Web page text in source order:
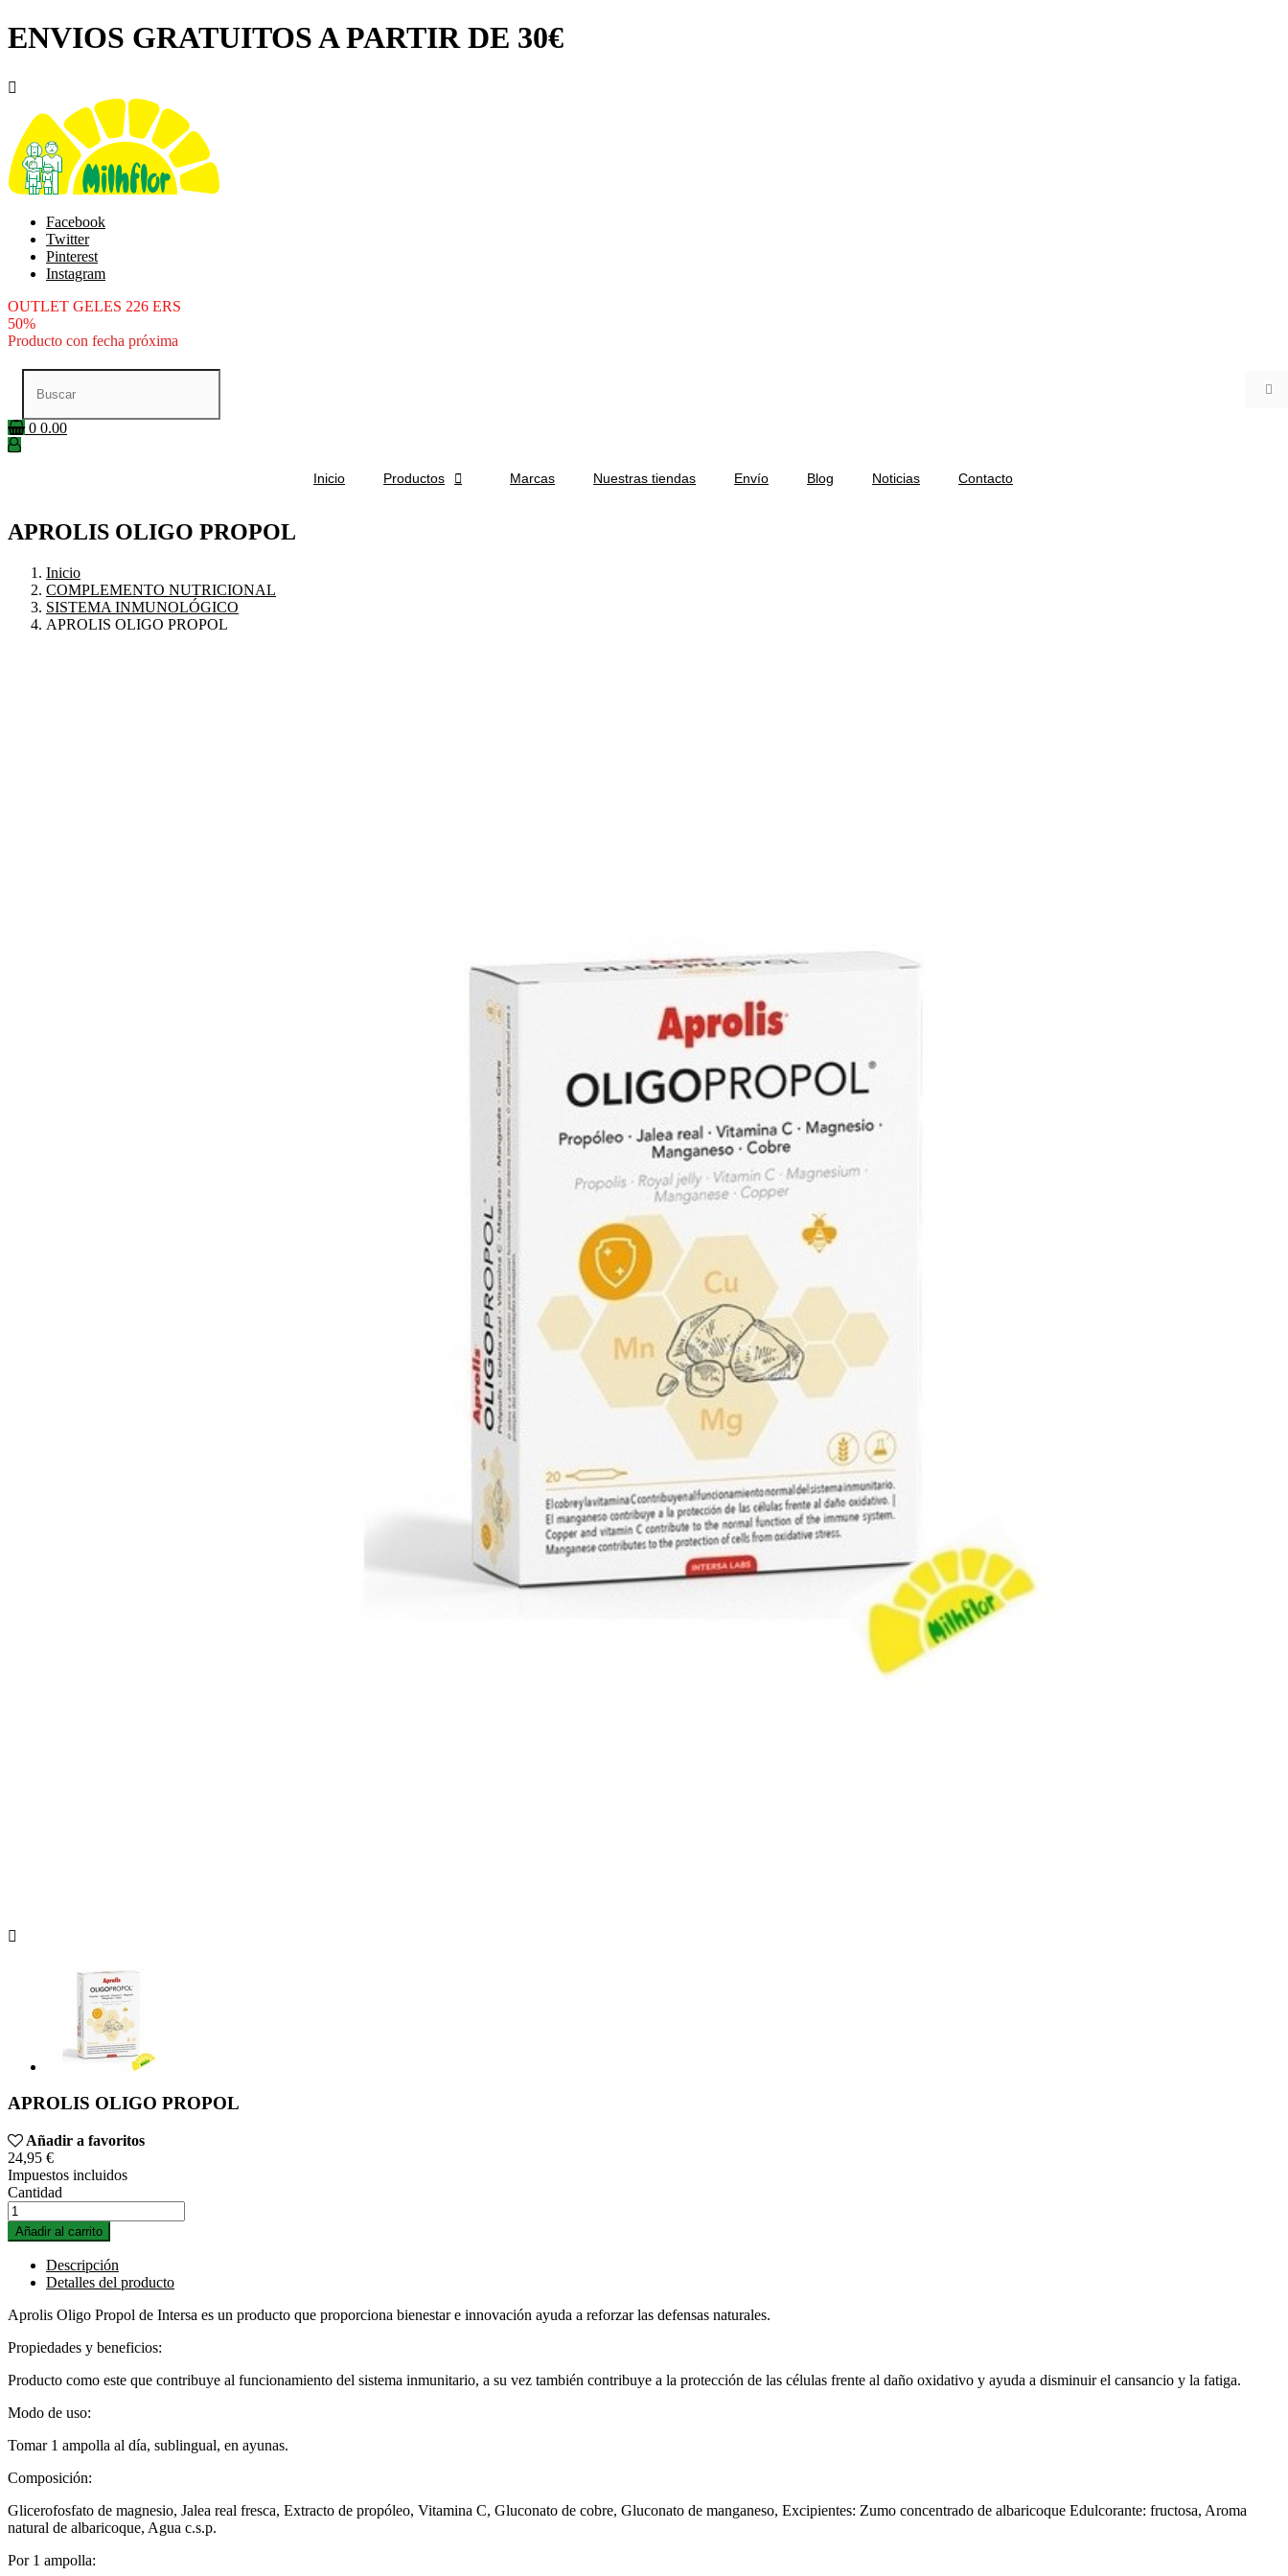
ENVIOS GRATUITOS A PARTIR DE 30€

Facebook
Twitter
Pinterest
Instagram
OUTLET GELES 226 ERS
50%
Producto con fecha próxima

0 0.00
Inicio Productos  Marcas Nuestras tiendas Envío Blog Noticias Contacto
APROLIS OLIGO PROPOL
Inicio
COMPLEMENTO NUTRICIONAL
SISTEMA INMUNOLÓGICO
APROLIS OLIGO PROPOL

APROLIS OLIGO PROPOL
Añadir a favoritos
24,95 €
Impuestos incluidos
Cantidad
Añadir al carrito
Descripción
Detalles del producto
Aprolis Oligo Propol de Intersa es un producto que proporciona bienestar e innovación ayuda a reforzar las defensas naturales.
Propiedades y beneficios:
Producto como este que contribuye al funcionamiento del sistema inmunitario, a su vez también contribuye a la protección de las células frente al daño oxidativo y ayuda a disminuir el cansancio y la fatiga.
Modo de uso:
Tomar 1 ampolla al día, sublingual, en ayunas.
Composición:
Glicerofosfato de magnesio, Jalea real fresca, Extracto de propóleo, Vitamina C, Gluconato de cobre, Gluconato de manganeso, Excipientes: Zumo concentrado de albaricoque Edulcorante: fructosa, Aroma
natural de albaricoque, Agua c.s.p.
Por 1 ampolla: